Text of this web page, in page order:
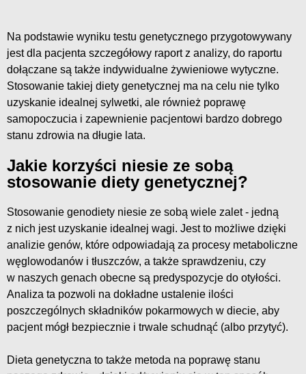
Na podstawie wyniku testu genetycznego przygotowywany
jest dla pacjenta szczegółowy raport z analizy, do raportu
dołączane są także indywidualne żywieniowe wytyczne.
Stosowanie takiej diety genetycznej ma na celu nie tylko
uzyskanie idealnej sylwetki, ale również poprawę
samopoczucia i zapewnienie pacjentowi bardzo dobrego
stanu zdrowia na długie lata.
Jakie korzyści niesie ze sobą
stosowanie diety genetycznej?
Stosowanie genodiety niesie ze sobą wiele zalet - jedną
z nich jest uzyskanie idealnej wagi. Jest to możliwe dzięki
analizie genów, które odpowiadają za procesy metaboliczne
węglowodanów i tłuszczów, a także sprawdzeniu, czy
w naszych genach obecne są predyspozycje do otyłości.
Analiza ta pozwoli na dokładne ustalenie ilości
poszczególnych składników pokarmowych w diecie, aby
pacjent mógł bezpiecznie i trwale schudnąć (albo przytyć).
Dieta genetyczna to także metoda na poprawę stanu